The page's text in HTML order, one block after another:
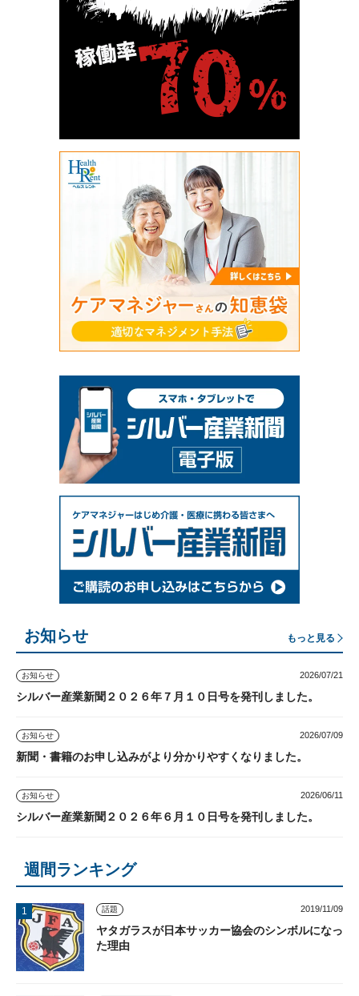
お知らせ もっと見る
お知らせ 2026/07/21
シルバー産業新聞２０２６年７月１０日号を発刊しました。
お知らせ 2026/07/09
新聞・書籍のお申し込みがより分かりやすくなりました。
お知らせ 2026/06/11
シルバー産業新聞２０２６年６月１０日号を発刊しました。
週間ランキング
話題 2019/11/09
ヤタガラスが日本サッカー協会のシンボルになっ
た理由